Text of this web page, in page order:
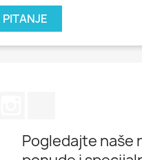
Pogledajte naše